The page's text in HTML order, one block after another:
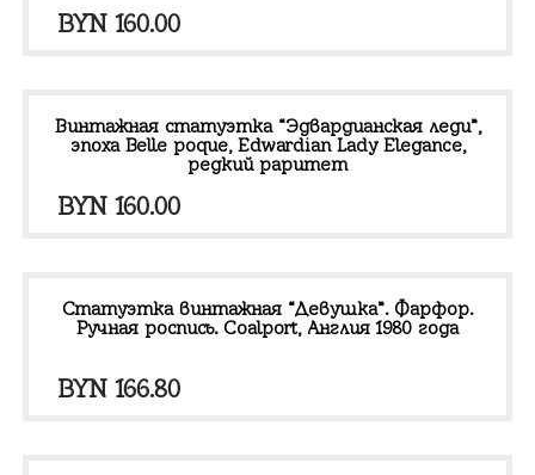
BYN 160.00
Винтажная статуэтка “Эдвардианская леди”,
эпоха Belle poque, Edwardian Lady Elegance,
редкий раритет
BYN 160.00
Статуэтка винтажная “Девушка”. Фарфор.
Ручная роспись. Coalport, Англия 1980 года
BYN 166.80